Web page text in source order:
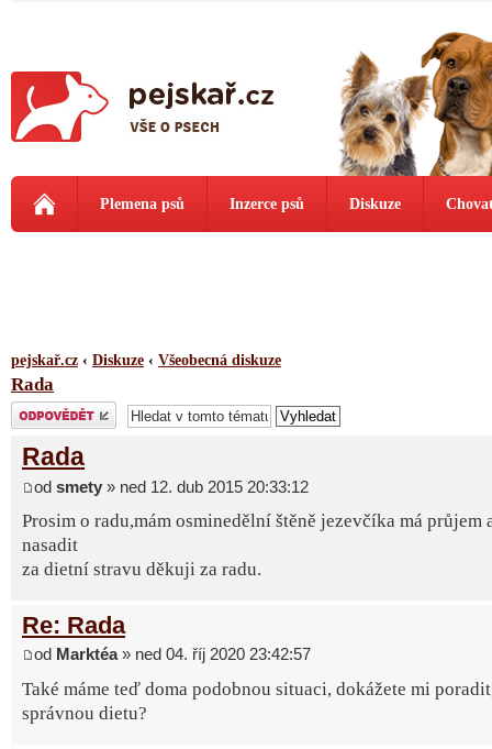
Plemena psů Inzerce psů Diskuze
pejskař.cz ‹ Diskuze ‹ Všeobecná diskuze
Rada
Odeslat odpověď
Rada
od smety » ned 12. dub 2015 20:33:12
Prosim o radu,mám osminedělní štěně jezevčíka má průjem
nasadit
za dietní stravu děkuji za radu.
Re: Rada
od Marktéa» ned 04. říj 2020 23:42:57
Také máme teď doma podobnou situaci, dokážete mi
správnou dietu?